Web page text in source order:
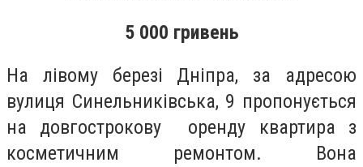
5 000 гривень
На лівому березі Дніпра, за адресою
вулиця Синельниківська, 9 пропонується
на довгострокову оренду квартира з
косметичним ремонтом. Вона